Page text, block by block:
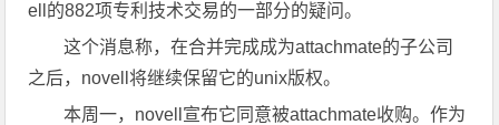
ell的882项专利技术交易的一部分的疑问。
这个消息称，在合并完成成为attachmate的子公司
之后，novell将继续保留它的unix版权。
本周一，novell宣布它同意被attachmate收购。作为